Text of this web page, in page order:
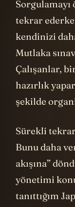
Sorgulamayı
tekrar
kendinizi
Mutlaka
Çalışanlar,
hazırlık
şekilde
Sürekli
Bunu daha
akışına”
yönetimi
tanıttığım